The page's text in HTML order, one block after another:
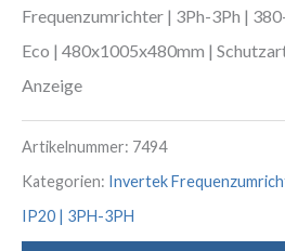
Frequenzumrichter | 3Ph-3Ph |
Eco | 480x1005x480mm |
Anzeige
Artikelnummer: 7494
Kategorien: Invertek
IP20 | 3PH-3PH